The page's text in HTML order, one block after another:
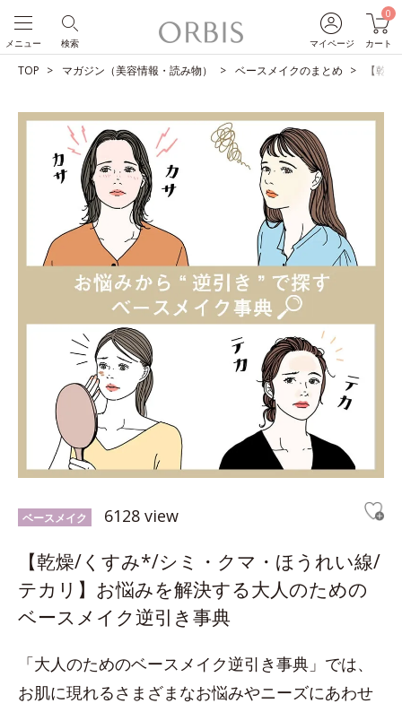
マイページ
0
カート
検索
メニュー
TOP マガジン（美容情報・読み物） ベースメイクのまとめ 【乾
ベースメイク 6128 view
【乾燥/くすみ*/シミ・クマ・ほうれい線/
テカリ】お悩みを解決する大人のための
ベースメイク逆引き事典
「大人のためのベースメイク逆引き事典」では、
お肌に現れるさまざまなお悩みやニーズにあわせ